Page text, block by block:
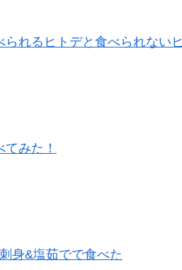
れるヒトデと食べられない
みた！
身&塩茹でで食べた